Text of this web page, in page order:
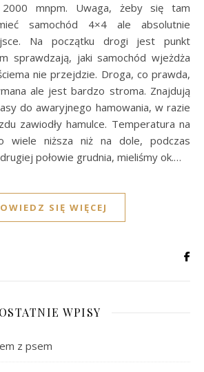
2000 mnpm. Uwaga, żeby się tam
samochód 4×4 ale absolutnie
Na początku drogi jest punkt
sprawdzają, jaki samochód wjeżdża
nie przejdzie. Droga, co prawda,
ale jest bardzo stroma. Znajdują
do awaryjnego hamowania, w razie
zawiodły hamulce. Temperatura na
wiele niższa niż na dole, podczas
połowie grudnia, mieliśmy ok.…
SIĘ WIĘCEJ
OSTATNIE WPISY
z psem